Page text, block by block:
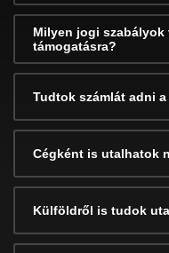
Milyen jogi
támogatásra?
Tudtok számlát adni
Cégként is utalhatok
Külföldről is tudok